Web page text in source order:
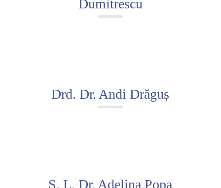
Dumitrescu
Drd. Dr. Andi Drăguș
Ș. L. Dr. Adelina Popa